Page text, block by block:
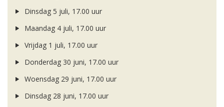
Dinsdag 5 juli, 17.00 uur
Maandag 4 juli, 17.00 uur
Vrijdag 1 juli, 17.00 uur
Donderdag 30 juni, 17.00 uur
Woensdag 29 juni, 17.00 uur
Dinsdag 28 juni, 17.00 uur